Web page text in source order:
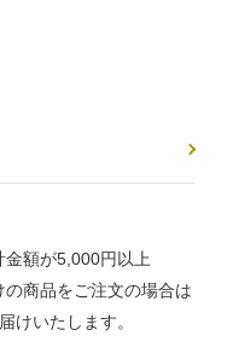
金額が5,000円以上
の商品をご注文の場合は
けいたします。